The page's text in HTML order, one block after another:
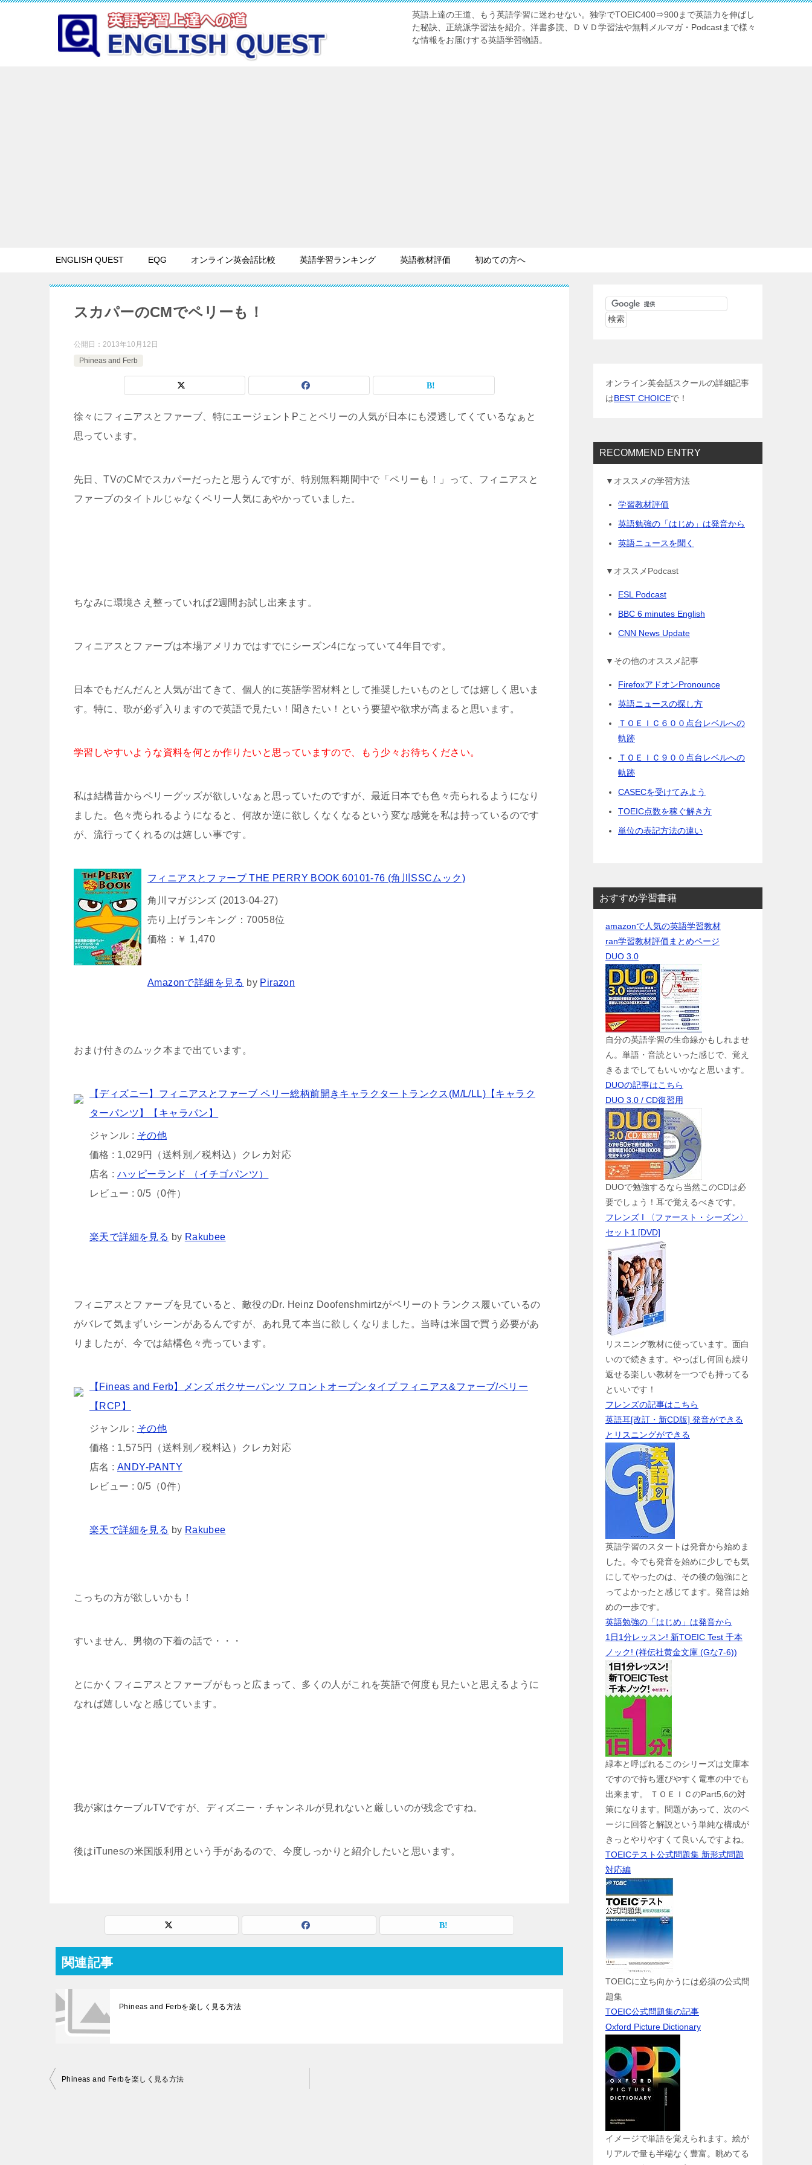
英語上達の王道、もう英語学習に迷わせない。独学でTOEIC400⇒900まで英語力を伸ばし
た秘訣、正統派学習法を紹介。洋書多読、ＤＶＤ学習法や無料メルマガ・Podcastまで様々
な情報をお届けする英語学習物語。
ENGLISH QUEST EQG オンライン英会話比較 英語学習ランキング 英語教材評価 初めての方へ
スカパーのCMでペリーも！
公開日： 2013年10月12日
Phineas and Ferb
徐々にフィニアスとファーブ、特にエージェントPことペリーの人気が日本にも浸透してくているなぁと
思っています。
先日、TVのCMでスカパーだったと思うんですが、特別無料期間中で「ペリーも！」って、フィニアスと
ファーブのタイトルじゃなくペリー人気にあやかっていました。
ちなみに環境さえ整っていれば2週間お試し出来ます。
フィニアスとファーブは本場アメリカではすでにシーズン4になっていて4年目です。
日本でもだんだんと人気が出てきて、個人的に英語学習材料として推奨したいものとしては嬉しく思いま
す。特に、歌が必ず入りますので英語で見たい！聞きたい！という要望や欲求が高まると思います。
学習しやすいような資料を何とか作りたいと思っていますので、もう少々お待ちください。
私は結構昔からペリーグッズが欲しいなぁと思っていたのですが、最近日本でも色々売られるようになり
ました。色々売られるようになると、何故か逆に欲しくなくなるという変な感覚を私は持っているのです
が、流行ってくれるのは嬉しい事です。
フィニアスとファーブ THE PERRY BOOK 60101-76 (角川SSCムック)
角川マガジンズ (2013-04-27)
売り上げランキング：70058位
価格：￥ 1,470
Amazonで詳細を見る by Pirazon
おまけ付きのムック本まで出ています。
【ディズニー】フィニアスとファーブ ペリー総柄前開きキャラクタートランクス(M/L/LL)【キャラク
ターパンツ】【キャラパン】
ジャンル : その他
価格 : 1,029円（送料別／税料込）クレカ対応
店名 : ハッピーランド （イチゴパンツ）
レビュー : 0/5（0件）
楽天で詳細を見る by Rakubee
フィニアスとファーブを見ていると、敵役のDr. Heinz Doofenshmirtzがペリーのトランクス履いているの
がバレて気まずいシーンがあるんですが、あれ見て本当に欲しくなりました。当時は米国で買う必要があ
りましたが、今では結構色々売っています。
【Fineas and Ferb】メンズ ボクサーパンツ フロントオープンタイプ フィニアス&ファーブ/ペリー
【RCP】
ジャンル : その他
価格 : 1,575円（送料別／税料込）クレカ対応
店名 : ANDY-PANTY
レビュー : 0/5（0件）
楽天で詳細を見る by Rakubee
こっちの方が欲しいかも！
すいません、男物の下着の話で・・・
とにかくフィニアスとファーブがもっと広まって、多くの人がこれを英語で何度も見たいと思えるように
なれば嬉しいなと感じています。
我が家はケーブルTVですが、ディズニー・チャンネルが見れないと厳しいのが残念ですね。
後はiTunesの米国版利用という手があるので、今度しっかりと紹介したいと思います。
関連記事
Phineas and Ferbを楽しく見る方法
投
Phineas and Ferbを楽しく見る方法
オンライン英会話スクールの詳細記事
はBEST CHOICEで！
RECOMMEND ENTRY
▼オススメの学習方法
学習教材評価
英語勉強の「はじめ」は発音から
英語ニュースを聞く
▼オススメPodcast
ESL Podcast
BBC 6 minutes English
CNN News Update
▼その他のオススメ記事
FirefoxアドオンPronounce
英語ニュースの探し方
ＴＯＥＩＣ６００点台レベルへの
軌跡
ＴＯＥＩＣ９００点台レベルへの
軌跡
CASECを受けてみよう
TOEIC点数を稼ぐ解き方
単位の表記方法の違い
おすすめ学習書籍
amazonで人気の英語学習教材
ran学習教材評価まとめページ
DUO 3.0
自分の英語学習の生命線かもしれませ
ん。単語・音読といった感じで、覚え
きるまでしてもいいかなと思います。
DUOの記事はこちら
DUO 3.0 / CD復習用
DUOで勉強するなら当然このCDは必
要でしょう！耳で覚えるべきです。
フレンズ I 〈ファースト・シーズン〉
セット1 [DVD]
リスニング教材に使っています。面白
いので続きます。やっぱし何回も繰り
返せる楽しい教材を一つでも持ってる
といいです！
フレンズの記事はこちら
英語耳[改訂・新CD版] 発音ができる
とリスニングができる
英語学習のスタートは発音から始めま
した。今でも発音を始めに少しでも気
にしてやったのは、その後の勉強にと
ってよかったと感じてます。発音は始
めの一歩です。
英語勉強の「はじめ」は発音から
1日1分レッスン! 新TOEIC Test 千本
ノック! (祥伝社黄金文庫 (Gな7-6))
緑本と呼ばれるこのシリーズは文庫本
ですので持ち運びやすく電車の中でも
出来ます。 ＴＯＥＩＣのPart5,6の対
策になります。問題があって、次のペ
ージに回答と解説という単純な構成が
きっとやりやすくて良いんですよね。
TOEICテスト公式問題集 新形式問題
対応編
TOEICに立ち向かうには必須の公式問
題集
TOEIC公式問題集の記事
Oxford Picture Dictionary
イメージで単語を覚えられます。絵が
リアルで量も半端なく豊富。眺めてる